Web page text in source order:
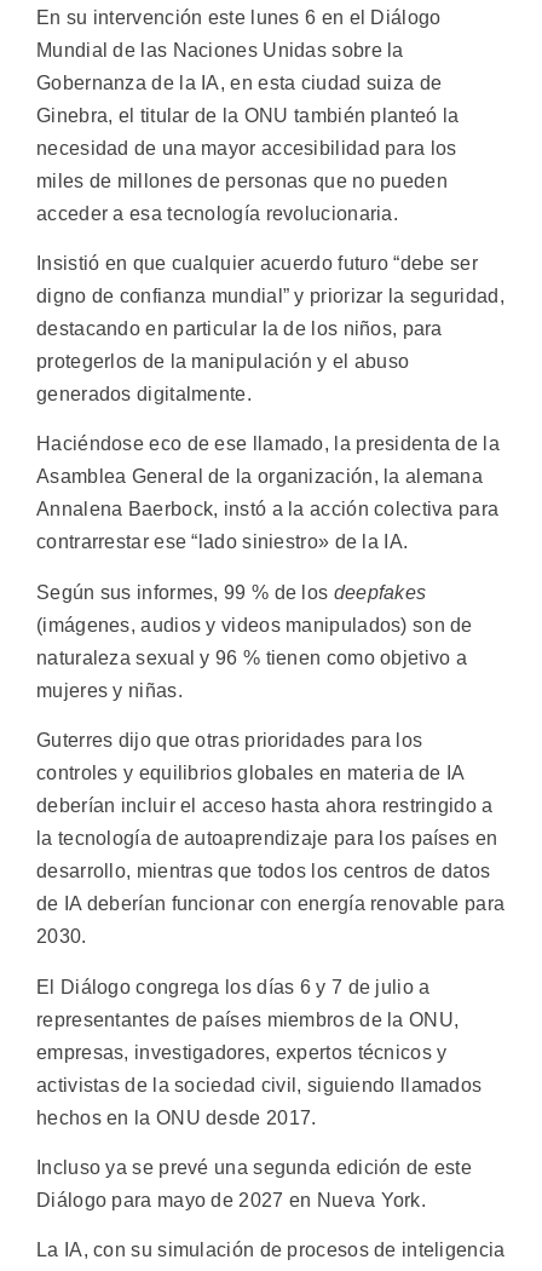
En su intervención este lunes 6 en el Diálogo
Mundial de las Naciones Unidas sobre la
Gobernanza de la IA, en esta ciudad suiza de
Ginebra, el titular de la ONU también planteó la
necesidad de una mayor accesibilidad para los
miles de millones de personas que no pueden
acceder a esa tecnología revolucionaria.
Insistió en que cualquier acuerdo futuro “debe ser
digno de confianza mundial” y priorizar la seguridad,
destacando en particular la de los niños, para
protegerlos de la manipulación y el abuso
generados digitalmente.
Haciéndose eco de ese llamado, la presidenta de la
Asamblea General de la organización, la alemana
Annalena Baerbock, instó a la acción colectiva para
contrarrestar ese “lado siniestro» de la IA.
Según sus informes, 99 % de los deepfakes
(imágenes, audios y videos manipulados) son de
naturaleza sexual y 96 % tienen como objetivo a
mujeres y niñas.
Guterres dijo que otras prioridades para los
controles y equilibrios globales en materia de IA
deberían incluir el acceso hasta ahora restringido a
la tecnología de autoaprendizaje para los países en
desarrollo, mientras que todos los centros de datos
de IA deberían funcionar con energía renovable para
2030.
El Diálogo congrega los días 6 y 7 de julio a
representantes de países miembros de la ONU,
empresas, investigadores, expertos técnicos y
activistas de la sociedad civil, siguiendo llamados
hechos en la ONU desde 2017.
Incluso ya se prevé una segunda edición de este
Diálogo para mayo de 2027 en Nueva York.
La IA, con su simulación de procesos de inteligencia